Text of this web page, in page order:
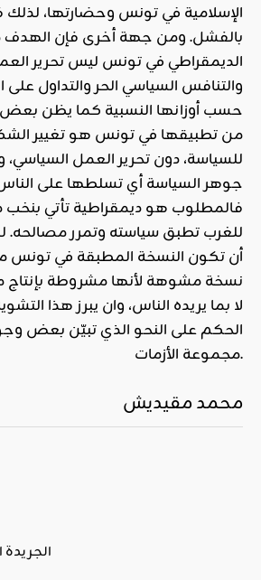
الإسلامية في تونس وحضارتها،
بالفشل. ومن جهة أخرى فإن
الديمقراطي في تونس ليس تحرير
والتنافس السياسي الحر والتداول على
حسب أوزانها النسبية كما يظن
من تطبيقها في تونس هو تغيير
للسياسة، دون تحرير العمل
جوهر السياسة أي تسلطها على
فالمطلوب هو ديمقراطية تأتي بنخب
للغرب تطبق سياسته وتمرر مصالحه.
أن تكون النسخة المطبقة في تونس
نسخة مشوهة لأنها مشروطة بإنتاج
لا بما يريده الناس، وان يبرز هذا
الحكم على النحو الذي تبيّن بعض
مجموعة الأزمات.
محمد مقيديش